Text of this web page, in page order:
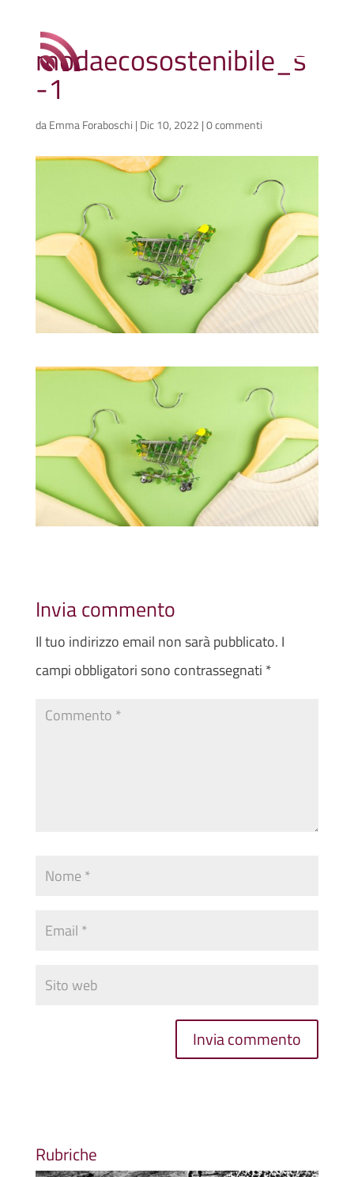
modaecosostenibile_s
-1
daEmma Foraboschi | Dic 10, 2022 |0 commenti
Invia commento
Il tuo indirizzo email non sarà pubblicato. I
campi obbligatori sono contrassegnati *
Rubriche